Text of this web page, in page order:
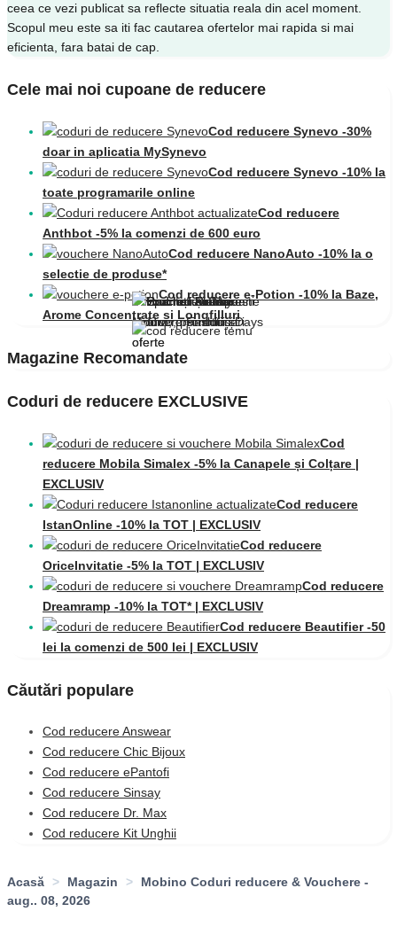
ceea ce vezi publicat sa reflecte situatia reala din acel moment.
Scopul meu este sa iti fac cautarea ofertelor mai rapida si mai
eficienta, fara batai de cap.
Cele mai noi cupoane de reducere
Cod reducere Synevo -30%
doar in aplicatia MySynevo
Cod reducere Synevo -10% la
toate programarile online
Cod reducere
Anthbot -5% la comenzi de 600 euro
Cod reducere NanoAuto -10% la o
selectie de produse*
Cod reducere e-Potion -10% la Baze,
Arome Concentrate și Longfilluri
Magazine Recomandate
Coduri de reducere EXCLUSIVE
Cod
reducere Mobila Simalex -5% la Canapele și Colțare |
EXCLUSIV
Cod reducere
IstanOnline -10% la TOT | EXCLUSIV
Cod reducere
OriceInvitatie -5% la TOT | EXCLUSIV
Cod reducere
Dreamramp -10% la TOT* | EXCLUSIV
Cod reducere Beautifier -50
lei la comenzi de 500 lei | EXCLUSIV
Căutări populare
Cod reducere Answear
Cod reducere Chic Bijoux
Cod reducere ePantofi
Cod reducere Sinsay
Cod reducere Dr. Max
Cod reducere Kit Unghii
Acasă > Magazin >
Mobino Coduri reducere & Vouchere -
aug.. 08, 2026